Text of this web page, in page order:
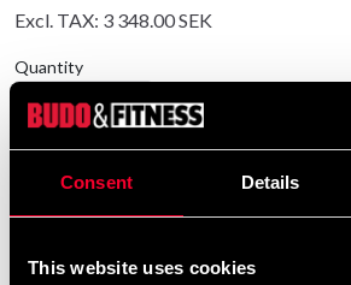
Consent Details
This website uses cookies
Excl. TAX: 3 348.00 SEK
Quantity
remove add Lägg till i